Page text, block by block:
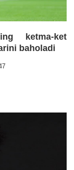
ketma-ket
baholadi